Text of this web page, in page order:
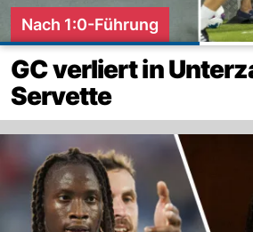
Nach 1:0-Führung
GC verliert in
Servette